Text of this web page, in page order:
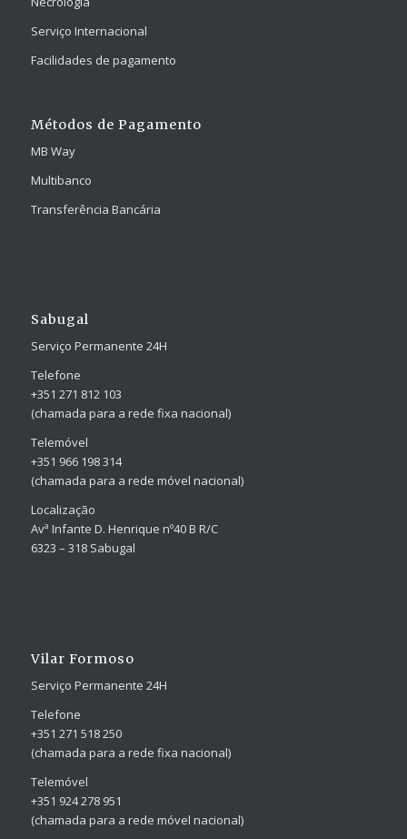
Serviço Internacional
Facilidades de pagamento
Métodos de Pagamento
MB Way
Multibanco
Transferência Bancária
Sabugal
Serviço Permanente 24H
Telefone
+351 271 812 103
(chamada para a rede fixa nacional)
Telemóvel
+351 966 198 314
(chamada para a rede móvel nacional)
Localização
Avª Infante D. Henrique nº40 B R/C
6323 – 318 Sabugal
Vilar Formoso
Serviço Permanente 24H
Telefone
+351 271 518 250
(chamada para a rede fixa nacional)
Telemóvel
+351 924 278 951
(chamada para a rede móvel nacional)